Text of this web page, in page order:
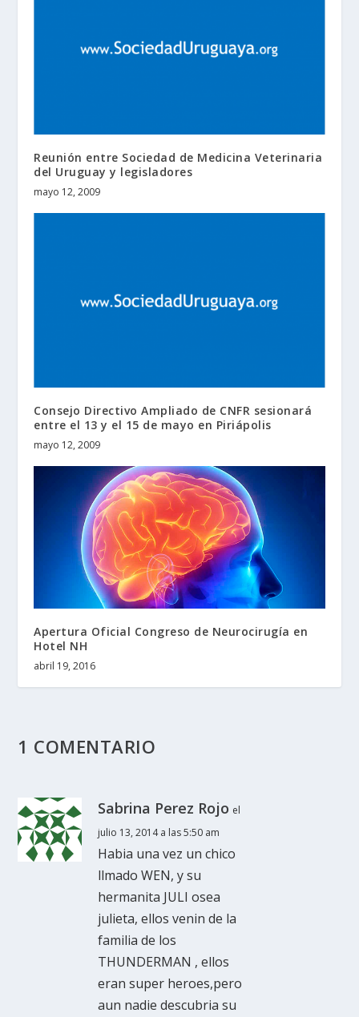
Reunión entre Sociedad de Medicina Veterinaria
del Uruguay y legisladores
mayo 12, 2009
Consejo Directivo Ampliado de CNFR sesionará
entre el 13 y el 15 de mayo en Piriápolis
mayo 12, 2009
Apertura Oficial Congreso de Neurocirugía en
abril 19, 2016
1 COMENTARIO
Sabrina Perez Rojo el
julio 13, 2014 a las 5:50 am
Habia una vez un chico
llmado WEN, y su
hermanita JULI osea
julieta, ellos venin de la
familia de los
THUNDERMAN , ellos
eran super heroes,pero
aun nadie descubria su